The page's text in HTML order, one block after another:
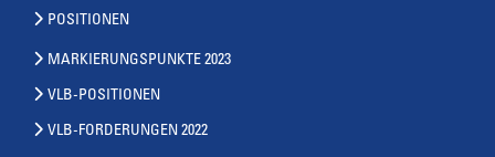
POSITIONEN
MARKIERUNGSPUNKTE 2023
VLB-POSITIONEN
VLB-FORDERUNGEN 2022